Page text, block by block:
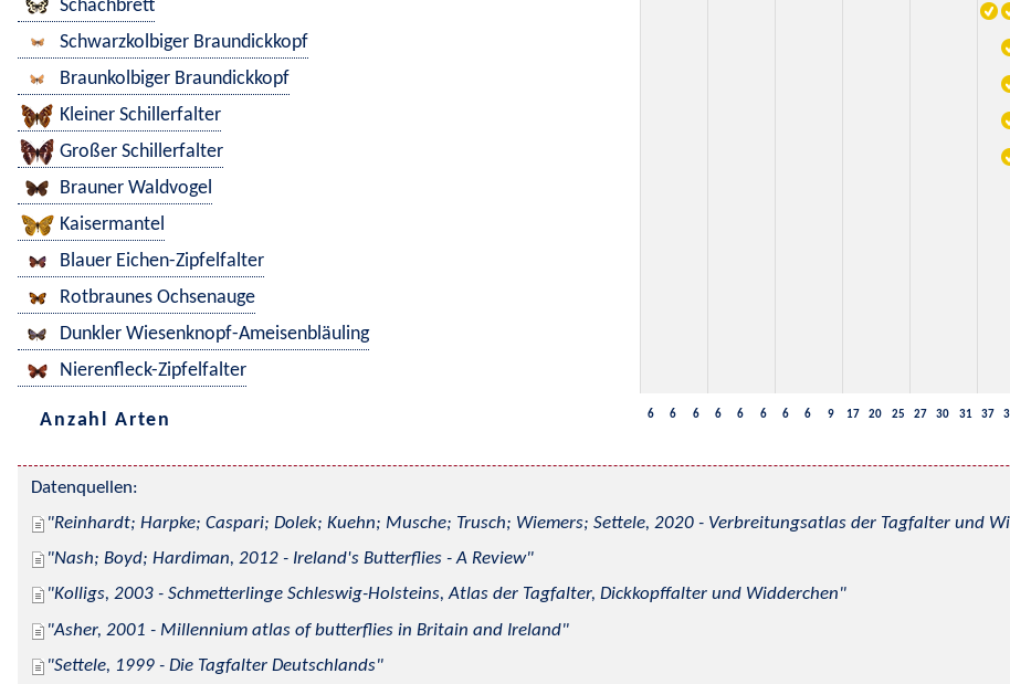
Schachbrett
Schwarzkolbiger Braundickkopf
Braunkolbiger Braundickkopf
Kleiner Schillerfalter
Großer Schillerfalter
Brauner Waldvogel
Kaisermantel
Blauer Eichen-Zipfelfalter
Rotbraunes Ochsenauge
Dunkler Wiesenknopf-Ameisenbläuling
Nierenfleck-Zipfelfalter
Anzahl Arten 6 6 6 6 6 6 6 6 9 17 20 25 27 30 31 37
Datenquellen:
Reinhardt; Harpke; Caspari; Dolek; Kuehn; Musche; Trusch; Wiemers; Settele, 2020 - Verbreitungsatlas der Tagfalter und
Nash; Boyd; Hardiman, 2012 - Ireland's Butterflies - A Review
Kolligs, 2003 - Schmetterlinge Schleswig-Holsteins, Atlas der Tagfalter, Dickkopffalter und Widderchen
Asher, 2001 - Millennium atlas of butterflies in Britain and Ireland
Settele, 1999 - Die Tagfalter Deutschlands